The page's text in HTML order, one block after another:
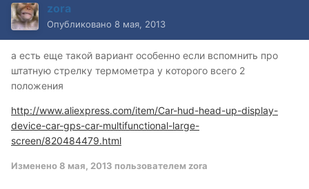
zora
Опубликовано 8 мая, 2013
а есть еще такой вариант особенно если вспомнить про
штатную стрелку термометра у которого всего 2
положения
http://www.aliexpress.com/item/Car-hud-head-up-display-
device-car-gps-car-multifunctional-large-
screen/820484479.html
Изменено8 мая, 2013 пользователем zora